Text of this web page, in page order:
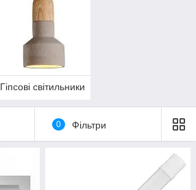
Гіпсові світильники
0 Фільтри